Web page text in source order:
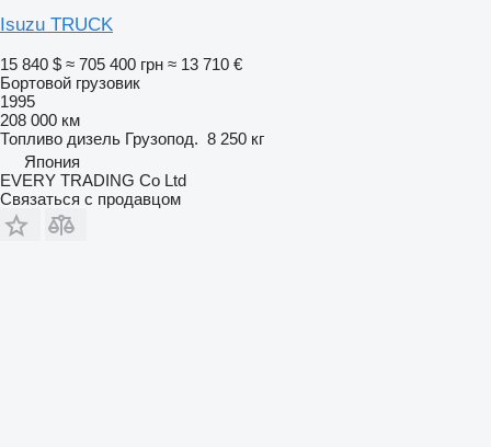
Isuzu TRUCK
15 840 $ ≈ 705 400 грн ≈ 13 710 €
Бортовой грузовик
1995
208 000 км
Топливо дизель Грузопод. 8 250 кг
Япония
EVERY TRADING Co Ltd
Связаться с продавцом